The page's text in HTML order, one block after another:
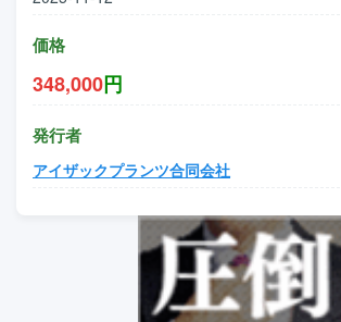
価格
348,000円
発行者
アイザックプランツ合同会社